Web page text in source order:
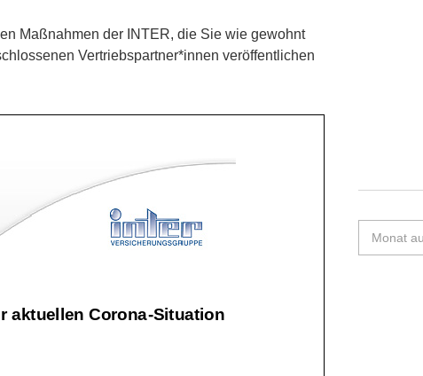
Maßnahmen der INTER, die Sie wie gewohnt
Vertriebspartner*innen veröffentlichen